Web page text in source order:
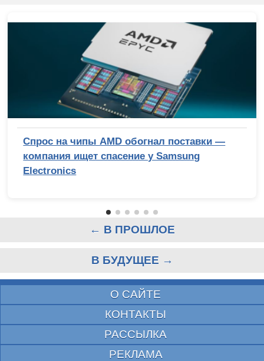
Спрос на чипы AMD обогнал поставки —
компания ищет спасение у Samsung
Electronics
← В ПРОШЛОЕ
В БУДУЩЕЕ →
О САЙТЕ
КОНТАКТЫ
РАССЫЛКА
РЕКЛАМА